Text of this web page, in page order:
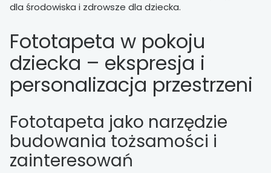
dla środowiska i zdrowsze dla dziecka.
Fototapeta w pokoju
dziecka – ekspresja i
personalizacja przestrzeni
Fototapeta jako narzędzie
budowania tożsamości i
zainteresowań